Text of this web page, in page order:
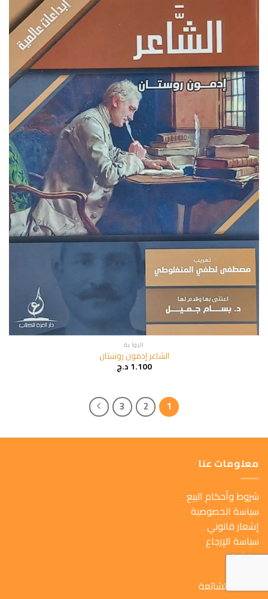
الروا ية
الشاعر إدمون روستان
1.100د.ج
1
2
3
معلومات عنا
شروط وأحكام البيع
سياسة الخصوصية
إشعار قانوني
سياسة الإرجاع
من نحن
الأسئلة الشائعة